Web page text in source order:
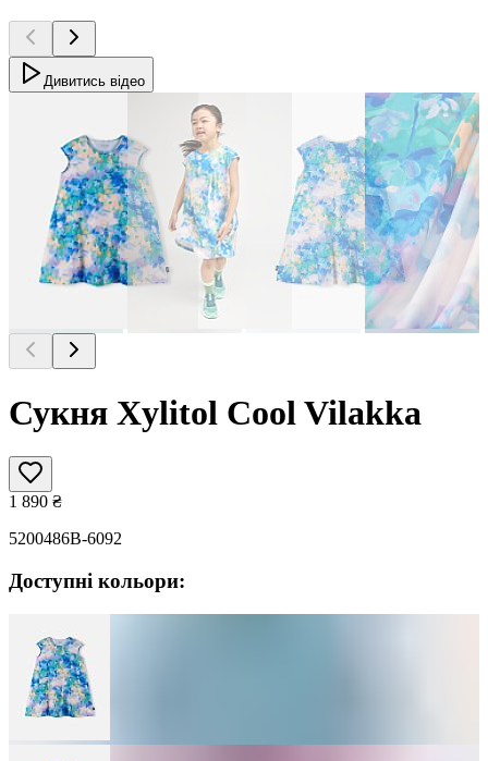
Дивитись відео
Сукня Xylitol Cool Vilakka
1 890 ₴
5200486B-6092
Доступні кольори: